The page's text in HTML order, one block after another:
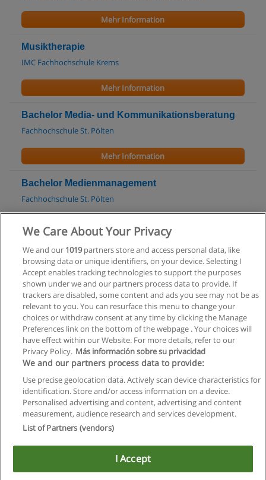
Mehr Information
Musiktherapie
IMC Fachhochschule Krems
Mehr Information
Bachelor Media- und Kommunikationsberatung
Fachhochschule St. Pölten
Mehr Information
Bachelor Medienmanagement
Fachhochschule St. Pölten
Mehr Information
Bachelor Medientechnik
Fachhochschule St. Pölten
Mehr Information
Allgemeinen geschäftsbedingungen
Datenschutzpolitik
In Verbindung setzen mit Educaedu
Copyright © Educaedu Business S.L. - CIF : B-95610580: -
We Care About Your Privacy
We and our 1019partners store and access personal data, like
browsing data or unique identifiers, on your device. Selecting I
Accept enables tracking technologies to support the purposes
shown under we and our partners process data to provide. If
trackers are disabled, some content and ads you see may not be as
relevant to you. You can resurface this menu to change your
choices or withdraw consent at any time by clicking the Manage
Preferences link on the bottom of the webpage . Your choices will
have effect within our Website. For more details, refer to our
Privacy Policy. Más información sobre su privacidad
We and our partners process data to provide:
Use precise geolocation data. Actively scan device characteristics for
identification. Store and/or access information on a device.
Personalised advertising and content, advertising and content
measurement, audience research and services development.
List of Partners (vendors)
I Accept